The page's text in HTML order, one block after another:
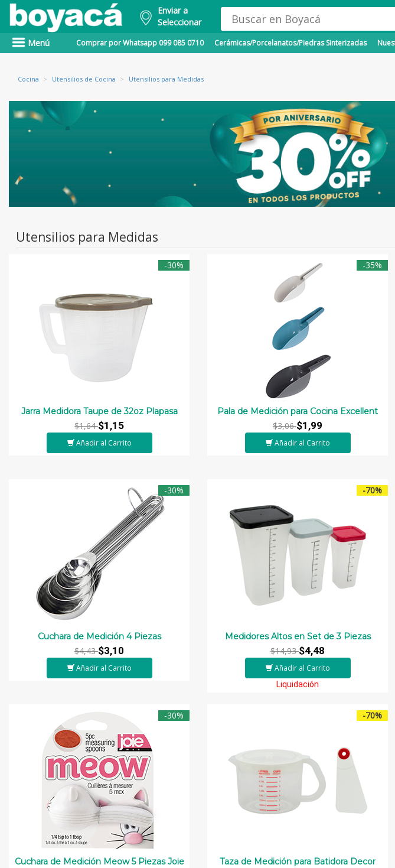
Enviar a
Seleccionar
Menú Comprar por Whatsapp 099 085 0710 Cerámicas/Porcelanatos/Piedras Sinterizadas
Cocina > Utensilios de Cocina > Utensilios para Medidas
Utensilios para Medidas
-30%
Jarra Medidora Taupe de 32oz Plapasa
$1,64$1,15
Añadir al Carrito
-35%
Pala de Medición para Cocina Excellent
$3,06$1,99
Añadir al Carrito
-30%
Cuchara de Medición 4 Piezas
$4,43$3,10
Añadir al Carrito
-70%
Medidores Altos en Set de 3 Piezas
$14,93$4,48
Añadir al Carrito
Liquidación
-30%
Cuchara de Medición Meow 5 Piezas Joie
-70%
Taza de Medición para Batidora Decor